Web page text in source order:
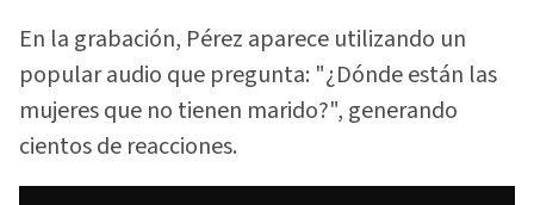
En la grabación, Pérez aparece utilizando un
popular audio que pregunta: "¿Dónde están las
mujeres que no tienen marido?", generando
cientos de reacciones.